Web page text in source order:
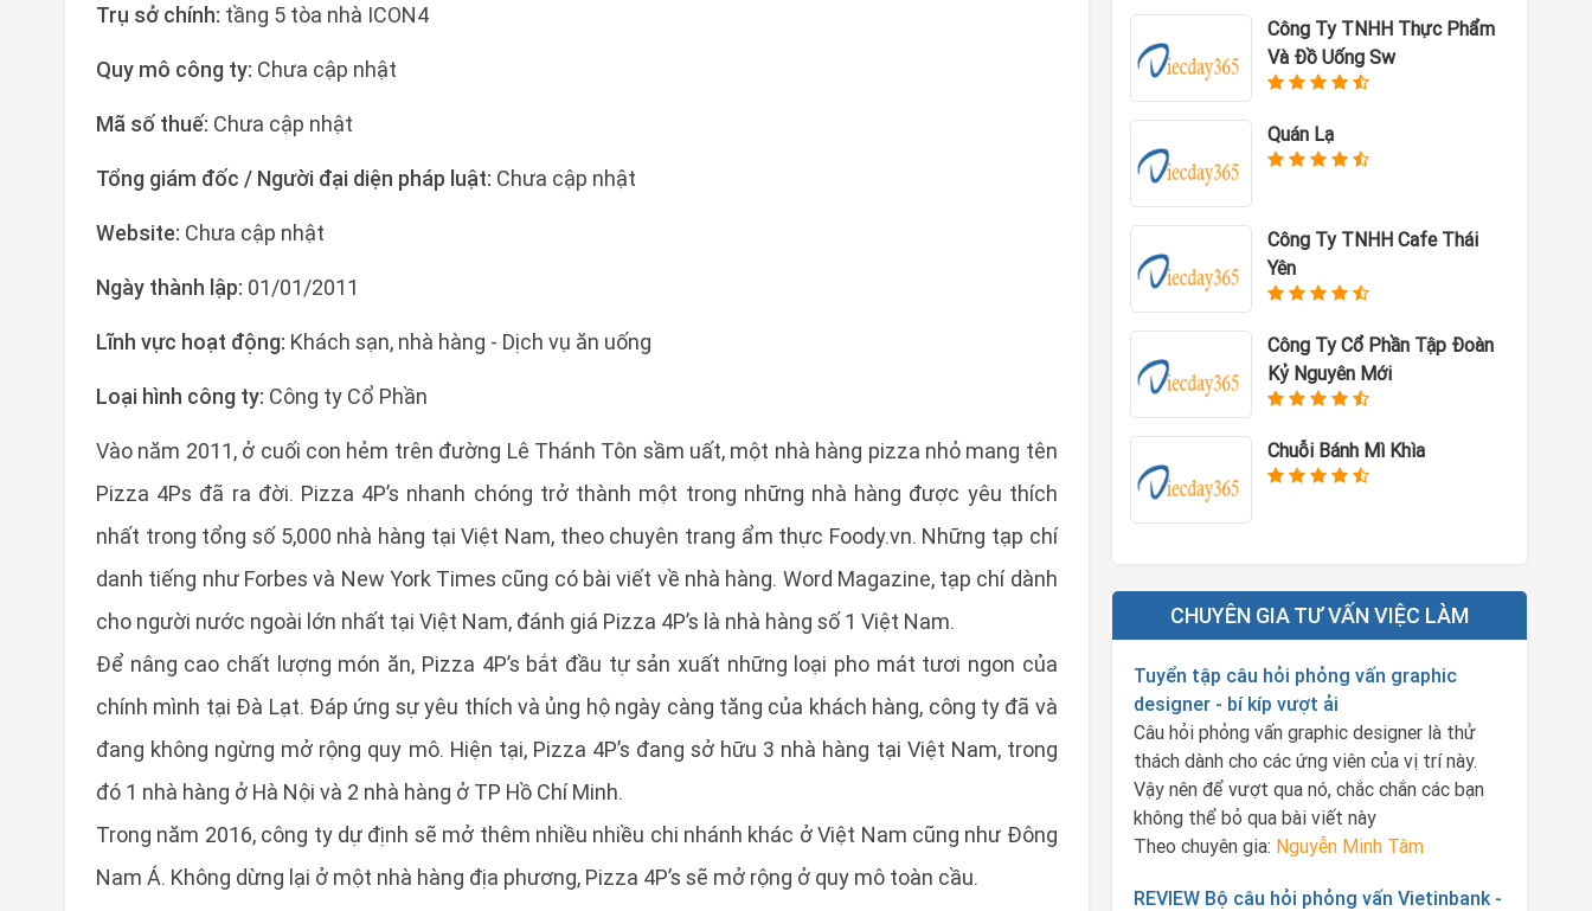
Trụ sở chính: tầng 5 tòa nhà ICON4
Quy mô công ty: Chưa cập nhật
Mã số thuế: Chưa cập nhật
Tổng giám đốc / Người đại diện pháp luật: Chưa cập nhật
Website: Chưa cập nhật
Ngày thành lập: 01/01/2011
Lĩnh vực hoạt động: Khách sạn, nhà hàng - Dịch vụ ăn uống
Loại hình công ty: Công ty Cổ Phần
Vào năm 2011, ở cuối con hẻm trên đường Lê Thánh Tôn sầm uất, một nhà hàng pizza nhỏ mang tên
Pizza 4Ps đã ra đời. Pizza 4P’s nhanh chóng trở thành một trong những nhà hàng được yêu thích
nhất trong tổng số 5,000 nhà hàng tại Việt Nam, theo chuyên trang ẩm thực Foody.vn. Những tạp chí
danh tiếng như Forbes và New York Times cũng có bài viết về nhà hàng. Word Magazine, tạp chí dành
cho người nước ngoài lớn nhất tại Việt Nam, đánh giá Pizza 4P’s là nhà hàng số 1 Việt Nam.
Để nâng cao chất lượng món ăn, Pizza 4P’s bắt đầu tự sản xuất những loại pho mát tươi ngon của
chính mình tại Đà Lạt. Đáp ứng sự yêu thích và ủng hộ ngày càng tăng của khách hàng, công ty đã và
đang không ngừng mở rộng quy mô. Hiện tại, Pizza 4P’s đang sở hữu 3 nhà hàng tại Việt Nam, trong
đó 1 nhà hàng ở Hà Nội và 2 nhà hàng ở TP Hồ Chí Minh.
Trong năm 2016, công ty dự định sẽ mở thêm nhiều nhiều chi nhánh khác ở Việt Nam cũng như Đông
Nam Á. Không dừng lại ở một nhà hàng địa phương, Pizza 4P’s sẽ mở rộng ở quy mô toàn cầu.
Công Ty TNHH Thực Phẩm
Và Đồ Uống Sw
Quán Lạ
Công Ty TNHH Cafe Thái
Yên
Công Ty Cổ Phần Tập Đoàn
Kỷ Nguyên Mới
Chuỗi Bánh Mì Khìa
CHUYÊN GIA TƯ VẤN VIỆC LÀM
Tuyển tập câu hỏi phỏng vấn graphic
designer - bí kíp vượt ải
Câu hỏi phỏng vấn graphic designer là thử
thách dành cho các ứng viên của vị trí này.
Vậy nên để vượt qua nó, chắc chắn các bạn
không thể bỏ qua bài viết này
Theo chuyên gia: Nguyễn Minh Tâm
REVIEW Bộ câu hỏi phỏng vấn Vietinbank -